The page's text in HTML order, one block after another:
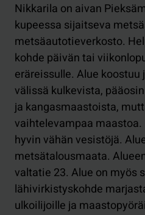
Nikkarila on aivan
kupeessa sijaitseva
metsäautotieverkosto.
kohde päivän tai
eräreissulle. Alue koostuu
välissä kulkevista,
ja kangasmaastoista,
vaihtelevampaa
hyvin vähän vesistöjä.
metsätalousmaata.
valtatie 23. Alue on myös
lähivirkistyskohde
ulkoilijoille ja